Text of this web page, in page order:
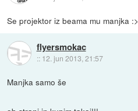
Se projektor iz beama mu manjka :>
flyersmokac
:: 12. jun 2013, 21:57
Manjka samo še